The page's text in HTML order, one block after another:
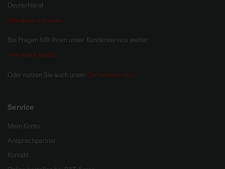
Deutschland
info@bat-agrar.de
Bei Fragen hilft Ihnen unser Kundenservice weiter:
+49 4541 806 0
Oder nutzen Sie auch unser Onlineformular.
Service
Mein Konto
Ansprechpartner
Kontakt